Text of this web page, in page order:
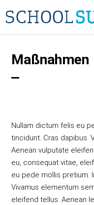
Grundschule Rot
Grundschule Pink
MITTELSCHULEN
Materiallisten
Wahlpflichtfach
Materiallisten
Abschlussprüfungen
NEWS
KONTAKT
Maßnahmen
Nullam dictum felis eu
tincidunt. Cras dapibus.
Aenean vulputate
eu, consequat vitae,
eu pede mollis pretium.
Vivamus elementum
eleifend tellus. Aenean